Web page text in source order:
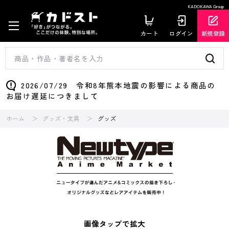
KADOKAWA Group
カート ログイン 新規登録
2026/07/29 令和8年熊本地震の影響による商品の
お届け遅延につきまして
ホーム グッズ・文具 グッズ
画像タップで拡大